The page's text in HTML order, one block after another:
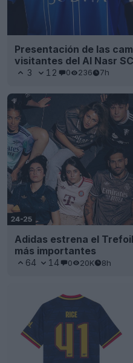
Presentación de las
visitantes del Al Nasr
3 12 0 236 7h
Adidas estrena el
más importantes
64 14 0 20K 8h